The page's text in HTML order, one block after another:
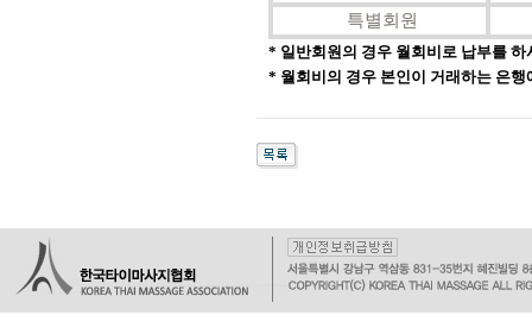
특별회원
* 일반회원의 경우 월회비로 납부를
* 월회비의 경우 본인이 거래하는 은